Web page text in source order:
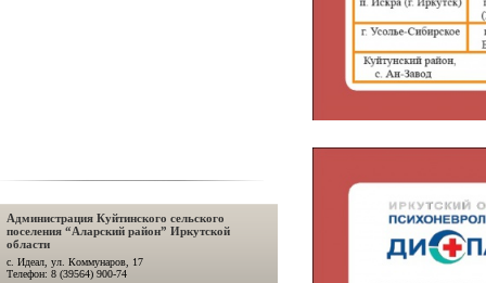
Администрация Куйтинского сельского
поселения “Аларский район” Иркутской
области
с. Идеал, ул. Коммунаров, 17
Телефон: 8 (39564) 900-74